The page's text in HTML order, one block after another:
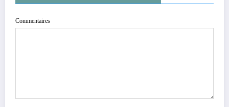
Commentaires